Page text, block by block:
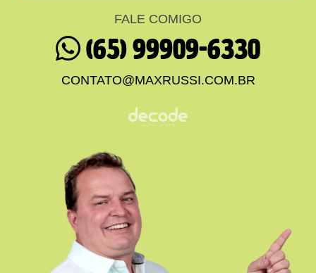
FALE COMIGO
(65) 99909-6330
CONTATO@MAXRUSSI.COM.BR